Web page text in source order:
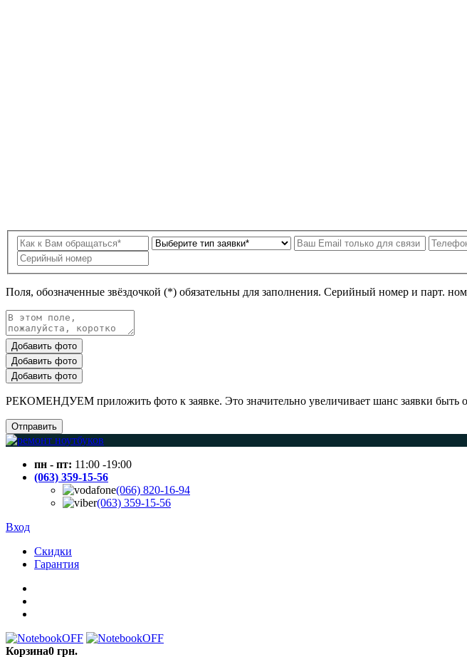
Поля, обозначенные звёздочкой (*) обязательны для заполнения. Серийный номер и парт.
Добавить фото
Добавить фото
Добавить фото
РЕКОМЕНДУЕМ приложить фото к заявке. Это значительно увеличивает шанс заявки быть
Отправить
пн - пт: 11:00 -19:00
(063) 359-15-56
(066) 820-16-94
(063) 359-15-56
Вход
Скидки
Гарантия
Корзина0 грн.